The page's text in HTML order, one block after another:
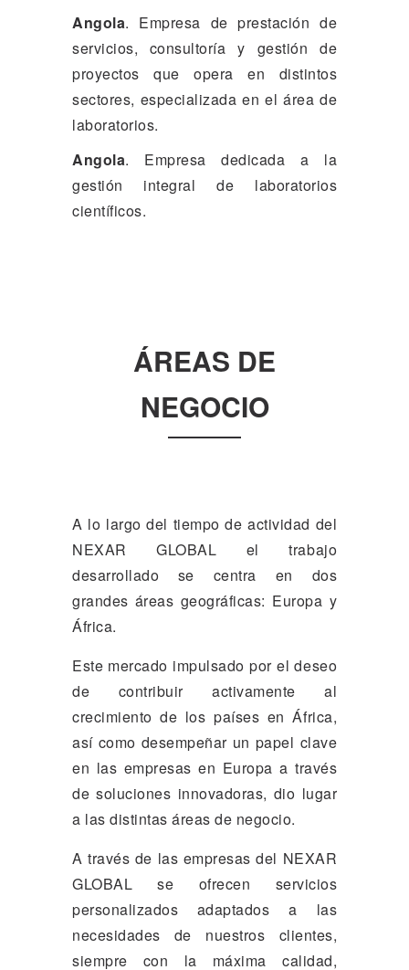
Angola. Empresa de prestación de
servicios, consultoría y gestión de
proyectos que opera en distintos
sectores, especializada en el área de
laboratorios.
Angola. Empresa dedicada a la
gestión integral de laboratorios
científicos.
ÁREAS DE
NEGOCIO
A lo largo del tiempo de actividad del
NEXAR GLOBAL el trabajo
desarrollado se centra en dos
grandes áreas geográficas: Europa y
África.
Este mercado impulsado por el deseo
de contribuir activamente al
crecimiento de los países en África,
así como desempeñar un papel clave
en las empresas en Europa a través
de soluciones innovadoras, dio lugar
a las distintas áreas de negocio.
A través de las empresas del NEXAR
GLOBAL se ofrecen servicios
personalizados adaptados a las
necesidades de nuestros clientes,
siempre con la máxima calidad,